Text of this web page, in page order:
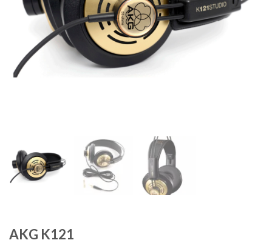
AKG K121